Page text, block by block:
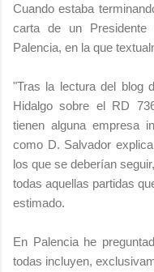
Cuando estaba
carta de un Presidente
Palencia, en la que
"Tras la lectura del blog
Hidalgo sobre el RD
tienen alguna empresa
como D. Salvador
los que se deberían
todas aquellas partidas
estimado.
En Palencia he
todas incluyen,